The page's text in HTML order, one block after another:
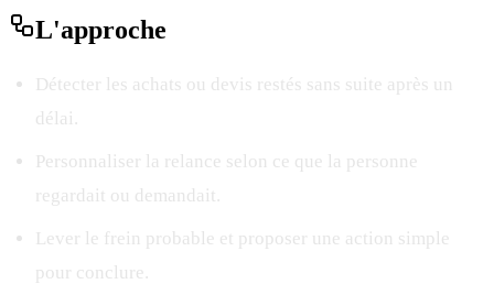
L'approche
Détecter les achats ou devis restés sans suite après un
délai.
Personnaliser la relance selon ce que la personne
regardait ou demandait.
Lever le frein probable et proposer une action simple
pour conclure.